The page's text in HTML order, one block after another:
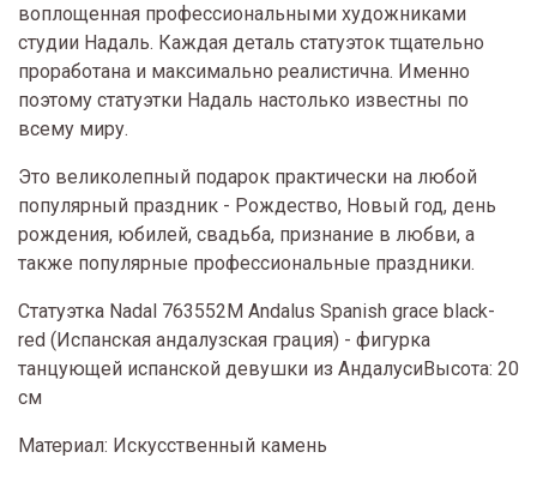
воплощенная профессиональными художниками
студии Надаль. Каждая деталь статуэток тщательно
проработана и максимально реалистична. Именно
поэтому статуэтки Надаль настолько известны по
всему миру.
Это великолепный подарок практически на любой
популярный праздник - Рождество, Новый год, день
рождения, юбилей, свадьба, признание в любви, а
также популярные профессиональные праздники.
Статуэтка Nadal 763552M Andalus Spanish grace black-
red (Испанская андалузская грация) - фигурка
танцующей испанской девушки из АндалусиВысота: 20
см
Материал: Искусственный камень